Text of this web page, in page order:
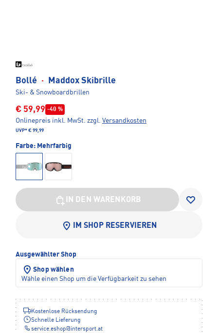
Bollé · Maddox Skibrille
Ski- & Snowboardbrillen
€ 59,99 -40 %
Onlinepreis inkl. MwSt. zzgl. Versandkosten
UVP* € 99,99
Farbe: Mehrfarbig
IN DEN WARENKORB
IM SHOP RESERVIEREN
Ausgewählter Shop
Shop wählen
Wähle einen Shop um die Verfügbarkeit zu sehen
Kostenlose Rücksendung
Schnelle Lieferung
service.eshop@intersport.at